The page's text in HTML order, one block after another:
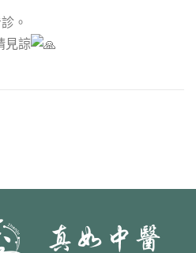
。
見諒